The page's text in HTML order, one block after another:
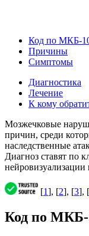
Код по МКБ-
Причины
Симптомы
Диагностика
Лечение
К кому
Мозжечковые
причин, среди
наследственные
Диагноз ставят по
нейровизуализации
[1], [2], [3], [
Код по МКБ-